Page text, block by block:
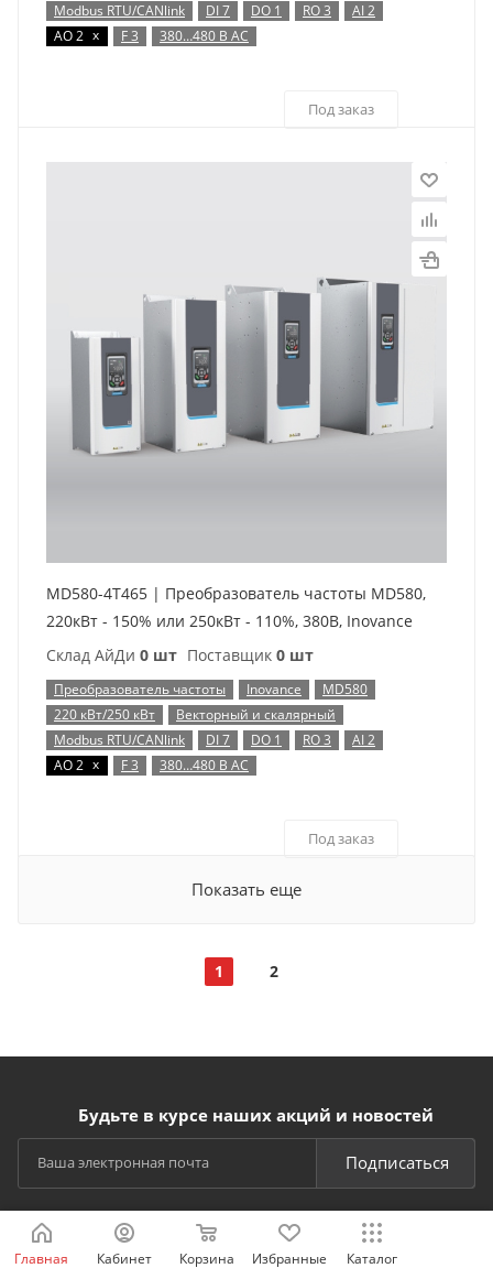
Modbus RTU/CANlink
DI 7 DO 1 RO 3
AI 2
AO 2 x F 3 380…480 В AC
Под заказ
MD580-4T465 | Преобразователь частоты MD580,
220кВт - 150% или 250кВт - 110%, 380В, Inovance
Склад АйДи 0 шт Поставщик 0 шт
Преобразователь частоты Inovance
MD580
220 кВт/250 кВт
Векторный и скалярный
Modbus RTU/CANlink
DI 7 DO 1 RO 3
AI 2
AO 2 x F 3 380…480 В AC
Под заказ
Показать еще
1 2
Будьте в курсе наших акций и новостей
Подписаться
СПОСОБЫ ОПЛАТЫ
Главная Кабинет Корзина Избранные Каталог